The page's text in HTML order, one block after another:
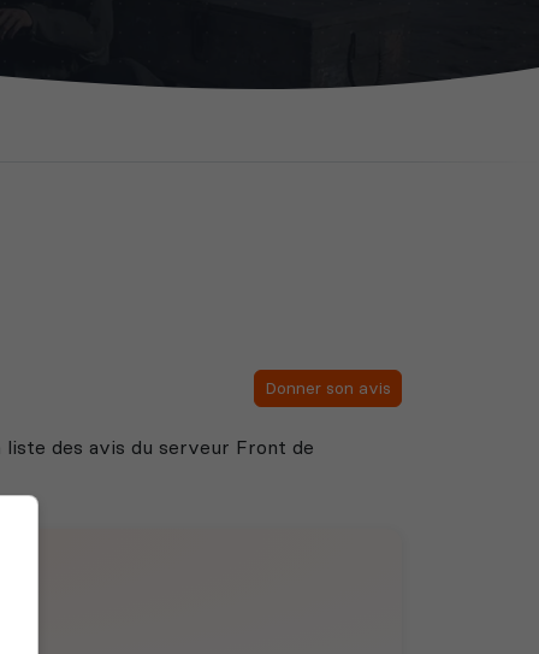
Donner son avis
liste des avis du serveur Front de